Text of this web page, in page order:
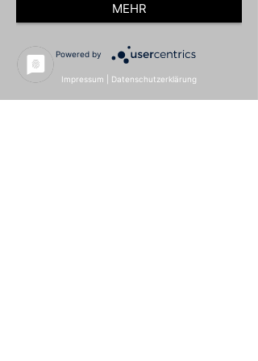
MEHR
Powered by
Impressum Datenschutzerklärung